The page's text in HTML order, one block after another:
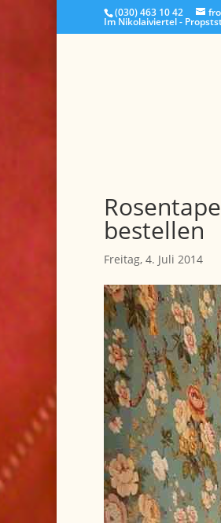
(030) 463 10 42
Im Nikolaiviertel -
bestellen
Freitag, 4. Juli 2014